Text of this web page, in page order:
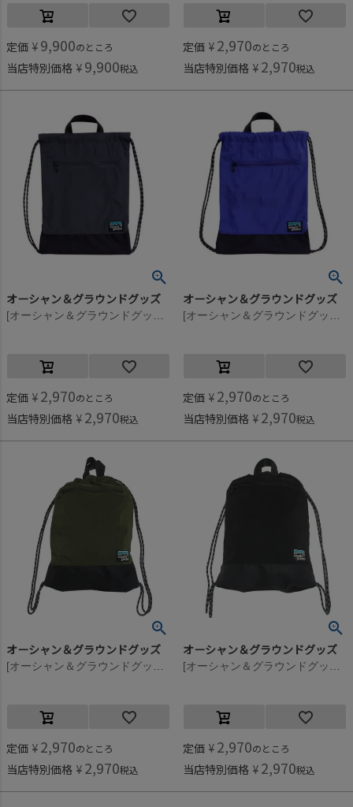
定価 ¥ 9,900のところ
当店特別価格 ¥ 9,900税込
定価 ¥ 2,970のところ
当店特別価格 ¥ 2,970税込
オーシャン＆グラウンドグッズ
定価 ¥ 2,970のところ
当店特別価格 ¥ 2,970税込
オーシャン＆グラウンドグッズ
定価 ¥ 2,970のところ
当店特別価格 ¥ 2,970税込
オーシャン＆グラウンドグッズ
定価 ¥ 2,970のところ
当店特別価格 ¥ 2,970税込
オーシャン＆グラウンドグッズ
定価 ¥ 2,970のところ
当店特別価格 ¥ 2,970税込